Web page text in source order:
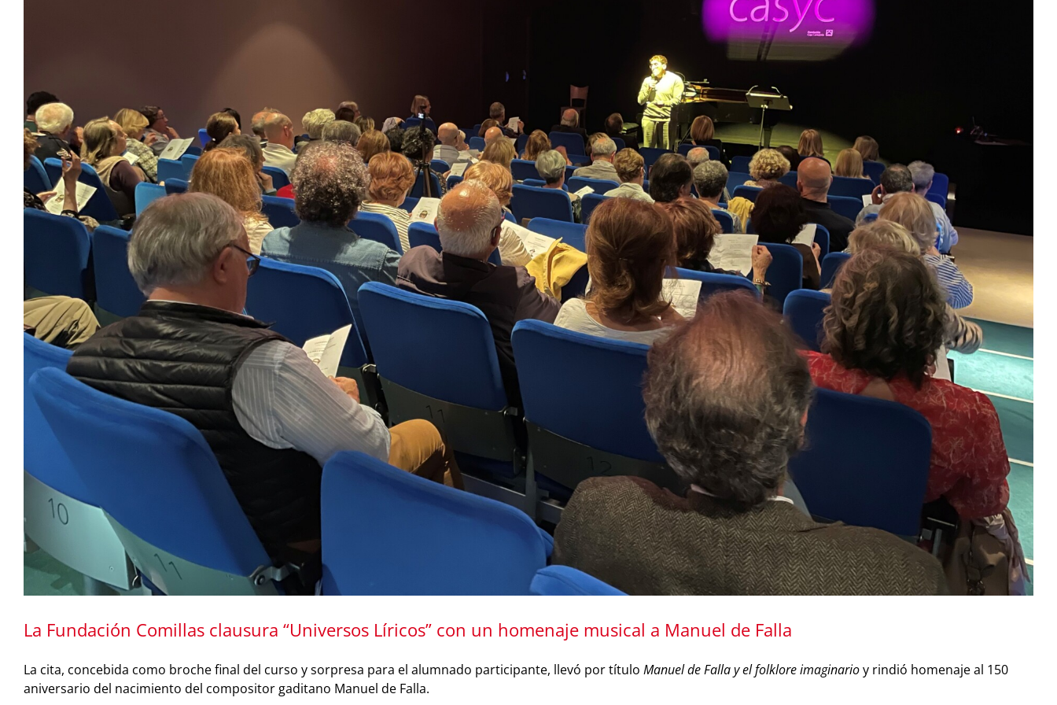
La Fundación Comillas clausura “Universos Líricos” con un homenaje musical a Manuel de Falla
La cita, concebida como broche final del curso y sorpresa para el alumnado participante, llevó por título Manuel de Falla y el folklore imaginarioy rindió homenaje al 150
aniversario del nacimiento del compositor gaditano Manuel de Falla.